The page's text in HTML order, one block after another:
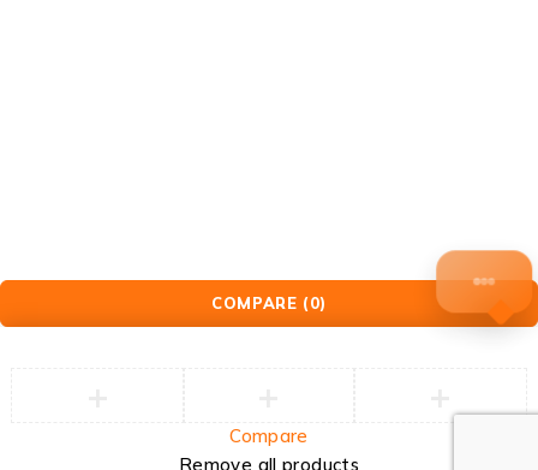
COMPARE (0)
Compare
Remove all products